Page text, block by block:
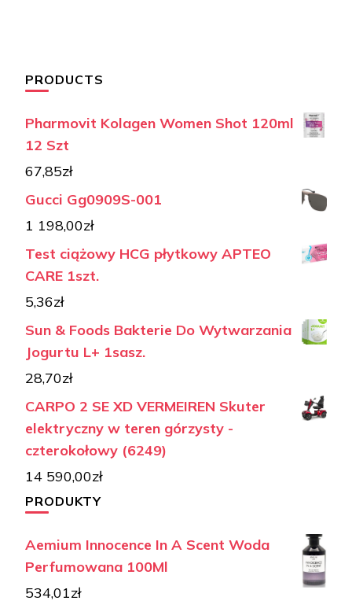
PRODUCTS
Pharmovit Kolagen Women Shot 120ml
12 Szt
67,85zł
Gucci Gg0909S-001
1 198,00zł
Test ciążowy HCG płytkowy APTEO
CARE 1szt.
5,36zł
Sun & Foods Bakterie Do Wytwarzania
Jogurtu L+ 1sasz.
28,70zł
CARPO 2 SE XD VERMEIREN Skuter
elektryczny w teren górzysty -
czterokołowy (6249)
14 590,00zł
PRODUKTY
Aemium Innocence In A Scent Woda
Perfumowana 100Ml
534,01zł